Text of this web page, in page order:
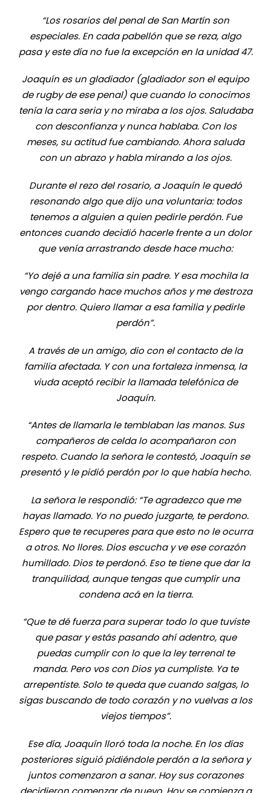
“Los rosarios del penal de San Martín son
especiales. En cada pabellón que se reza, algo
pasa y este día no fue la excepción en la unidad 47.
Joaquín es un gladiador (gladiador son el equipo
de rugby de ese penal) que cuando lo conocimos
tenía la cara seria y no miraba a los ojos. Saludaba
con desconfianza y nunca hablaba. Con los
meses, su actitud fue cambiando. Ahora saluda
con un abrazo y habla mirando a los ojos.
Durante el rezo del rosario, a Joaquín le quedó
resonando algo que dijo una voluntaria: todos
tenemos a alguien a quien pedirle perdón. Fue
entonces cuando decidió hacerle frente a un dolor
que venía arrastrando desde hace mucho:
“Yo dejé a una familia sin padre. Y esa mochila la
vengo cargando hace muchos años y me destroza
por dentro. Quiero llamar a esa familia y pedirle
perdón”.
A través de un amigo, dio con el contacto de la
familia afectada. Y con una fortaleza inmensa, la
viuda aceptó recibir la llamada telefónica de
Joaquín.
“Antes de llamarla le temblaban las manos. Sus
compañeros de celda lo acompañaron con
respeto. Cuando la señora le contestó, Joaquín se
presentó y le pidió perdón por lo que había hecho.
La señora le respondió: “Te agradezco que me
hayas llamado. Yo no puedo juzgarte, te perdono.
Espero que te recuperes para que esto no le ocurra
a otros. No llores. Dios escucha y ve ese corazón
humillado. Dios te perdonó. Eso te tiene que dar la
tranquilidad, aunque tengas que cumplir una
condena acá en la tierra.
“Que te dé fuerza para superar todo lo que tuviste
que pasar y estás pasando ahí adentro, que
puedas cumplir con lo que la ley terrenal te
manda. Pero vos con Dios ya cumpliste. Ya te
arrepentiste. Solo te queda que cuando salgas, lo
sigas buscando de todo corazón y no vuelvas a los
viejos tiempos”.
Ese día, Joaquín lloró toda la noche. En los días
posteriores siguió pidiéndole perdón a la señora y
juntos comenzaron a sanar. Hoy sus corazones